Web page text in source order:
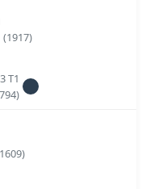
(1917)
T1